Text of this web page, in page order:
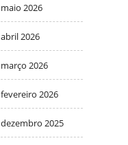
maio 2026
abril 2026
março 2026
fevereiro 2026
dezembro 2025